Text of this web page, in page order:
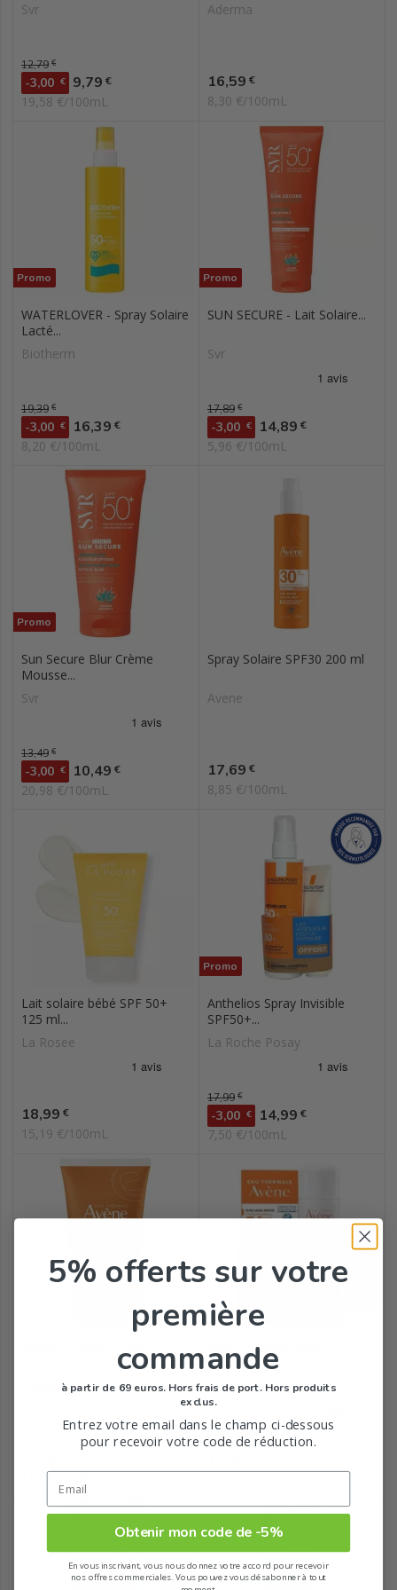
Svr
Prix de base
12,79 €
-3,00 € Prix
9,79 €
19,58 €/100mL
Aderma
Prix
16,59 €
8,30 €/100mL
Promo
WATERLOVER - Spray Solaire
Lacté...
Biotherm
Prix de base
19,39 €
-3,00 € Prix
16,39 €
8,20 €/100mL
Promo
SUN SECURE - Lait Solaire...
Svr
Prix de base
17,89 €
-3,00 € Prix
14,89 €
5,96 €/100mL
Promo
Sun Secure Blur Crème
Mousse...
Svr
Prix de base
13,49 €
-3,00 € Prix
10,49 €
20,98 €/100mL
Spray Solaire SPF30 200 ml
Avene
Prix
17,69 €
8,85 €/100mL
Lait solaire bébé SPF 50+
125 ml...
La Rosee
Prix
18,99 €
15,19 €/100mL
Promo
Anthelios Spray Invisible
SPF50+...
La Roche Posay
Prix de base
17,99 €
-3,00 € Prix
14,99 €
7,50 €/100mL
11,86 €/100mL
Crème Solaire Peaux
Sensibles SPF...
Avene
27,98 €/100mL
5% offerts sur votre
première
commande
à partir de 69 euros. Hors frais de port. Hors produits
exclus.
Entrez votre email dans le champ ci-dessous
pour recevoir votre code de réduction.
Obtenir mon code de -5%
En vous inscrivant, vous nous donnez votre accord pour recevoir
nos offres commerciales. Vous pouvez vous désabonner à tout